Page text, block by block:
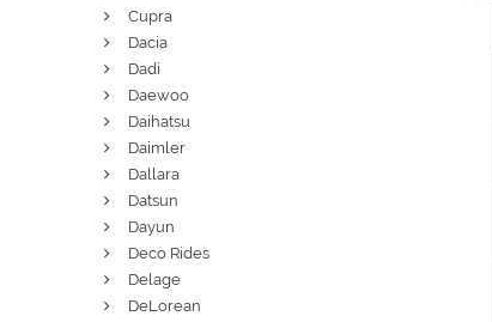
Cupra
Dacia
Dadi
Daewoo
Daihatsu
Daimler
Dallara
Datsun
Dayun
Deco Rides
Delage
DeLorean